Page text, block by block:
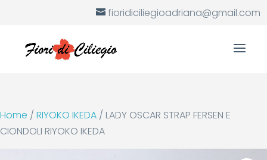
fioridiciliegioadriana@gmail.com
Home / RIYOKO IKEDA / LADY OSCAR STRAP FERSEN E
CIONDOLI RIYOKO IKEDA